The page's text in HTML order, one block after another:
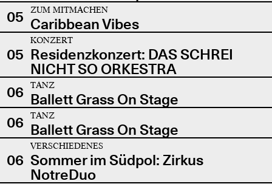
05
ZUM MITMACHEN
Caribbean Vibes
05
KONZERT
Residenzkonzert: DAS SCHREI
NICHT SO ORKESTRA
06
TANZ
Ballett Grass On Stage
06
TANZ
Ballett Grass On Stage
06
VERSCHIEDENES
Sommer im Südpol: Zirkus
NotreDuo